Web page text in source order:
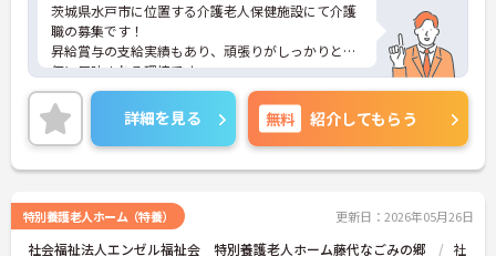
茨城県水戸市に位置する介護老人保健施設にて介護
職の募集です！
昇給賞与の支給実績もあり、頑張りがしっかりと評
価に反映される環境です。
ご興味ある方には、面接対策ポイントなど、さらに
詳細をお話しいたしますのでお気軽にご相談くださ
い！
詳細を見る 無料 紹介してもらう
特別養護老人ホーム（特養） 更新日：2026年05月26日
社会福祉法人エンゼル福祉会 特別養護老人ホーム藤代なごみの郷
社